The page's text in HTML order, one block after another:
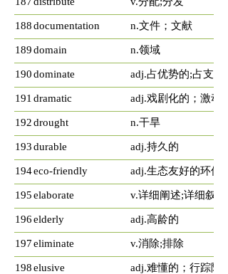
188documentation n.文件；文献
189domain n.领域
190dominate adj.占优势的;占支配
191 dramatic adj.戏剧化的；激动
192drought n.干旱
193durable adj.持久的
194eco-friendly adj.生态友好的环保的
195elaborate v.详细阐述;详细叙述
196elderly adj.高龄的
197eliminate v.消除;排除
198elusive adj.难懂的；行踪隐